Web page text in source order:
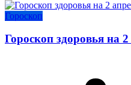
Гороскоп
Гороскоп здоровья на